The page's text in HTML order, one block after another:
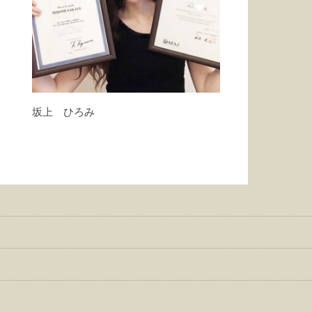
坂上 ひろみ